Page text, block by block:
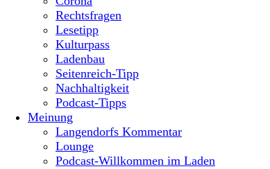
Rechtsfragen
Lesetipp
Kulturpass
Ladenbau
Seitenreich-Tipp
Nachhaltigkeit
Podcast-Tipps
Meinung
Langendorfs Kommentar
Lounge
Podcast-Willkommen im Laden